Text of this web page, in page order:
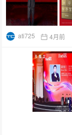
ati725 4月前